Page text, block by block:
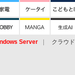
Server クラウド